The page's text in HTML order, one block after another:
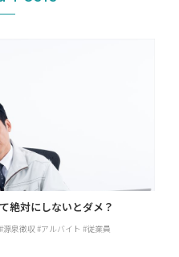
絶対にしないとダメ？
源泉徴収 アルバイト 従業員